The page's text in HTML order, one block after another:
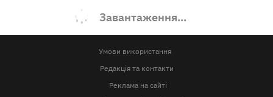
Завантаження...
Умови використання
Редакція та контакти
Реклама на сайті